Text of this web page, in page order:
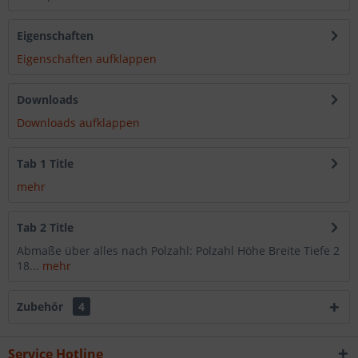
Eigenschaften
Eigenschaften aufklappen
Downloads
Downloads aufklappen
Tab 1 Title
mehr
Tab 2 Title
Abmaße über alles nach Polzahl: Polzahl Höhe Breite Tiefe 2
18... mehr
Zubehör 4
Service Hotline